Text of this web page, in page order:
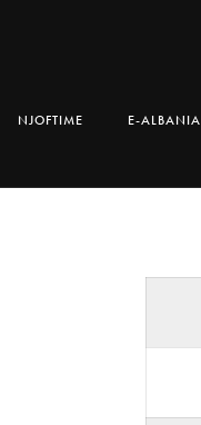
NJOFTIME E-ALBANIA